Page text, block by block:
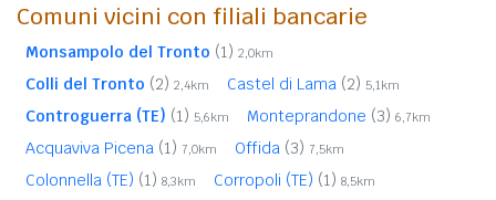
Comuni vicini con filiali bancarie
Monsampolo del Tronto (1) 2,0km
Colli del Tronto (2) 2,4km Castel di Lama (2) 5,1km
Controguerra (TE) (1) 5,6km Monteprandone (3) 6,7km
Acquaviva Picena (1) 7,0km Offida (3) 7,5km
Colonnella (TE) (1) 8,3km Corropoli (TE) (1) 8,5km